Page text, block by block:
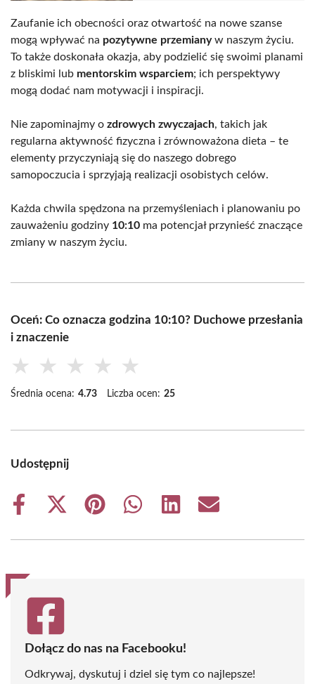
Zaufanie ich obecności oraz otwartość na nowe szanse
mogą wpływać na pozytywne przemianyw naszym życiu.
To także doskonała okazja, aby podzielić się swoimi planami
z bliskimi lub mentorskim wsparciem; ich perspektywy
mogą dodać nam motywacji i inspiracji.
Nie zapominajmy o zdrowych zwyczajach, takich jak
regularna aktywność fizyczna i zrównoważona dieta – te
elementy przyczyniają się do naszego dobrego
samopoczucia i sprzyjają realizacji osobistych celów.
Każda chwila spędzona na przemyśleniach i planowaniu po
zauważeniu godziny 10:10 ma potencjał przynieść znaczące
zmiany w naszym życiu.
Oceń: Co oznacza godzina 10:10? Duchowe przesłania
i znaczenie
★ ★ ★ ★ ★
Średnia ocena: 4.73 Liczba ocen: 25
Udostępnij
Share
Share
(Twitter)
Share
Share
Share
Share
Dołącz do nas na Facebooku!
Odkrywaj, dyskutuj i dziel się tym co najlepsze!